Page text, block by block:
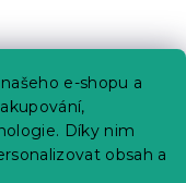
e-shopu a
Díky nim
obsah a